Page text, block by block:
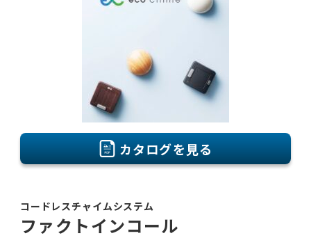
カタログを見る
コードレスチャイムシステム
ファクトインコール